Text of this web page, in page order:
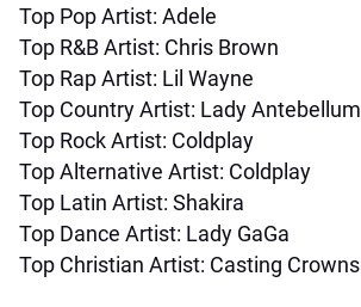
Top Pop Artist: Adele
Top R&B Artist: Chris Brown
Top Rap Artist: Lil Wayne
Top Country Artist: Lady Antebellum
Top Rock Artist: Coldplay
Top Alternative Artist: Coldplay
Top Latin Artist: Shakira
Top Dance Artist: Lady GaGa
Top Christian Artist: Casting Crowns